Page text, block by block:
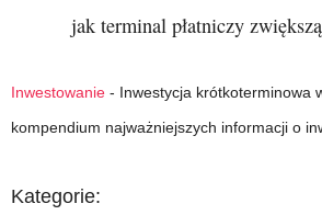
jak terminal płatniczy
Inwestowanie - Inwestycja krótkoterminowa
kompendium najważniejszych informacji o
Kategorie: